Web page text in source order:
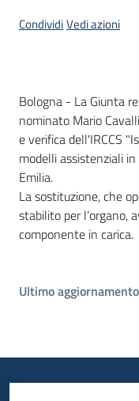
CondividiVedi azioni
Contenuto
Bologna - La Giunta
nominato Mario
e verifica dell'IRCCS
modelli assistenziali
Emilia.
La sostituzione, che
stabilito per l’organo,
componente in carica.
Ultimo aggiornamento